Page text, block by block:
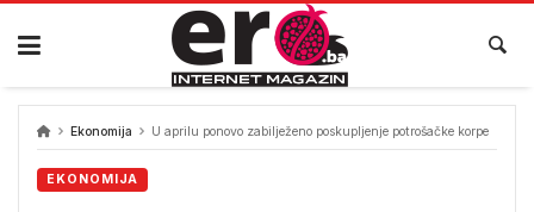
Skip
content
Ekonomija U aprilu ponovo zabilježeno poskupljenje potrošačke korpe
EKONOMIJA